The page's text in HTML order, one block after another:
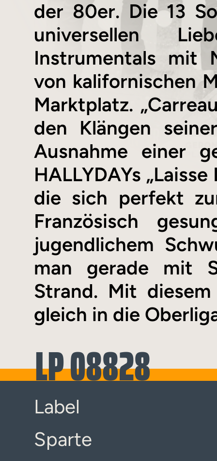
der 80er. Die 13
universellen
Instrumentals mit
von kalifornischen
Marktplatz.
den Klängen
Ausnahme einer
HALLYDAYs
die sich perfekt
Französisch
jugendlichem
man gerade mit
Strand. Mit
gleich in die
LP 08828
Label
Sparte